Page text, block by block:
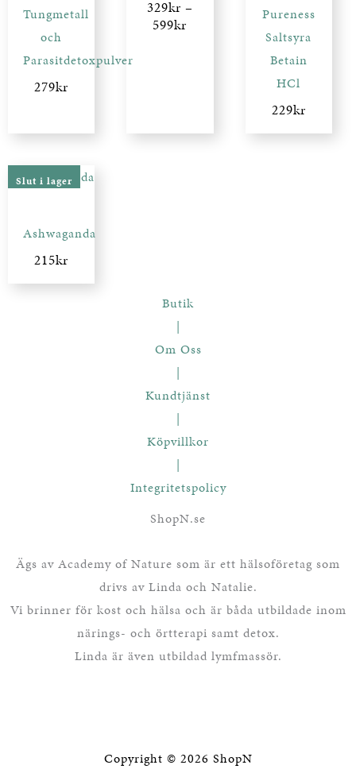
Tungmetall
och
Parasitdetoxpulver
279kr
329kr –
599kr
Pureness
Saltsyra
Betain
HCl
229kr
Slut i lager
Ashwaganda
215kr
Butik
|
Om Oss
|
Kundtjänst
|
Köpvillkor
|
Integritetspolicy
ShopN.se
Ägs av Academy of Nature som är ett hälsoföretag som
drivs av Linda och Natalie.
Vi brinner för kost och hälsa och är båda utbildade inom
närings- och örtterapi samt detox.
Linda är även utbildad lymfmassör.
Copyright © 2026 ShopN